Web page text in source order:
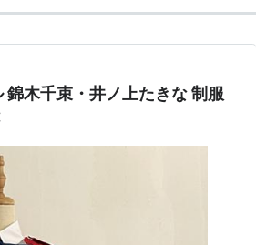
木千束・井ノ上たきな 制服